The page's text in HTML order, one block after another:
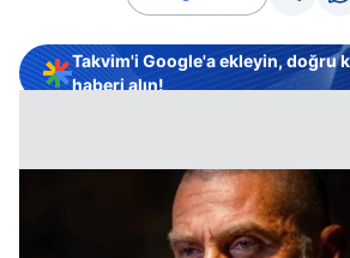
Takvim'i Google'a ekleyin, doğru
haberi alın!